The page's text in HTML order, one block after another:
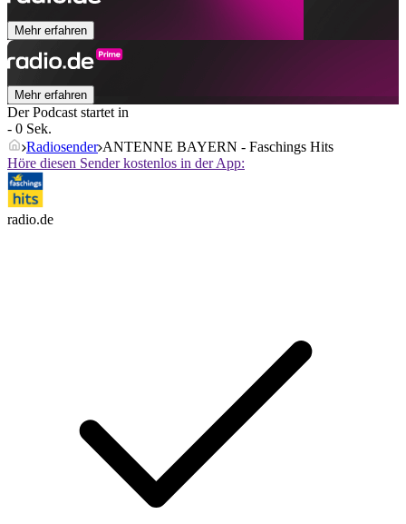
Mehr erfahren
Mehr erfahren
Der Podcast startet in
- 0 Sek.
Radiosender ANTENNE BAYERN - Faschings Hits
Höre diesen Sender kostenlos in der App:
radio.de